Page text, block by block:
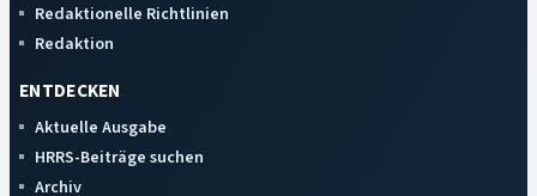
Redaktionelle Richtlinien
Redaktion
ENTDECKEN
Aktuelle Ausgabe
HRRS-Beiträge suchen
Archiv